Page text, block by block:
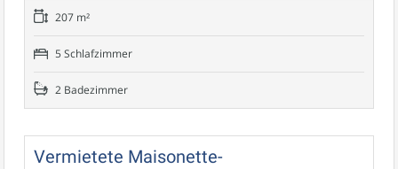
207 m²
5 Schlafzimmer
2 Badezimmer
Vermietete Maisonette-